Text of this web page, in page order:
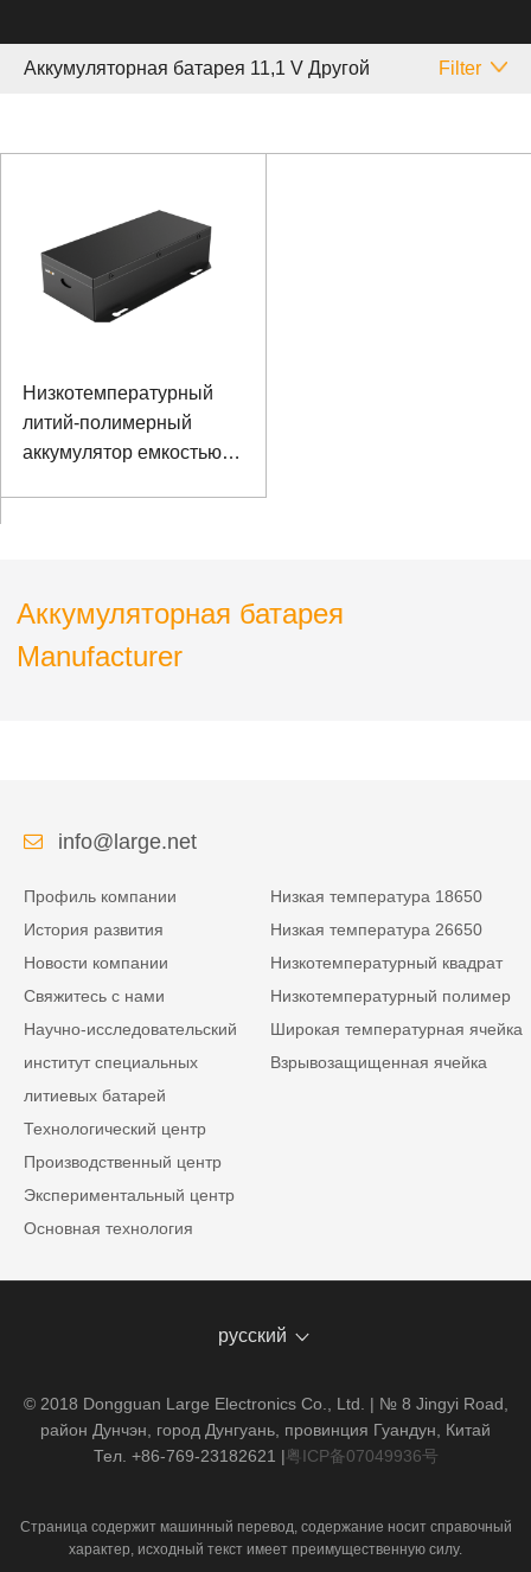
Аккумуляторная батарея 11,1 V Другой Filter
Низкотемпературный
литий-полимерный
аккумулятор емкостью
Аккумуляторная батарея
Manufacturer
info@large.net
Профиль компании
История развития
Новости компании
Свяжитесь с нами
Научно-исследовательский
институт специальных
литиевых батарей
Технологический центр
Производственный центр
Экспериментальный центр
Основная технология
Низкая температура 18650
Низкая температура 26650
Низкотемпературный квадрат
Низкотемпературный полимер
Широкая температурная ячейка
Взрывозащищенная ячейка
русский
© 2018 Dongguan Large Electronics Co., Ltd. | № 8 Jingyi Road,
район Дунчэн, город Дунгуань, провинция Гуандун, Китай
Тел. +86-769-23182621 |粤ICP备07049936号
Страница содержит машинный перевод, содержание носит справочный
характер, исходный текст имеет преимущественную силу.